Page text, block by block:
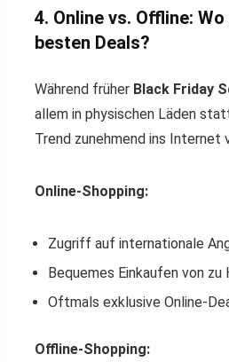
4. Online vs. Offline:
besten Deals?
Während früher Black Friday
allem in physischen Läden
Trend zunehmend ins Internet
Online-Shopping:
Zugriff auf internationale
Bequemes Einkaufen von zu
Oftmals exklusive Online-
Offline-Shopping: